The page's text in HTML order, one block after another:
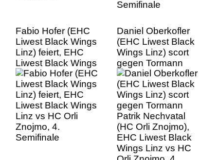
Fabio Hofer (EHC
Liwest Black Wings
Linz) feiert, EHC
Liwest Black Wings
Linz vs HC Orli
Znojmo, 4.
Semifinale
Daniel Oberkofler
(EHC Liwest Black
Wings Linz) scort
gegen Tormann
Patrik Nechvatal
(HC Orli Znojmo),
EHC Liwest Black
Wings Linz vs HC
Orli Znojmo, 4.
Semifinale